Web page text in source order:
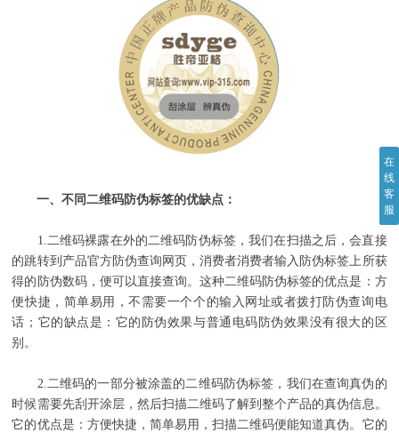
一、不同二维码防伪标签的优缺点：
1.二维码裸露在外的二维码防伪标签，我们在扫描之后，会直接
的跳转到产品官方防伪查询网页，消费者消费者输入防伪标签上所获
得的防伪数码，便可以直接查询。这种二维码防伪标签的优点是：方
便快捷，简单易用，不需要一个个的输入网址或者拨打防伪查询电
话；它的缺点是：它的防伪效果与普通电码防伪效果没有很大的区
别。
2.二维码的一部分被涂盖的二维码防伪标签，我们在查询真伪的
时候需要先刮开涂层，然后扫描二维码了解到整个产品的真伪信息。
它的优点是：方便快捷，简单易用，扫描二维码便能知道真伪。它的
在
线
客
服